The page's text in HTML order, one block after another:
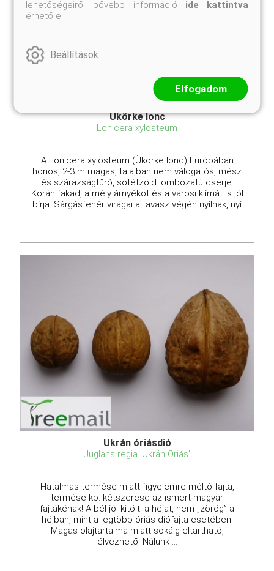
Ükörke lonc
Lonicera xylosteum
A Lonicera xylosteum (Ükörke lonc) Európában
honos, 2-3 m magas, talajban nem válogatós, mész
és szárazságtűrő, sötétzöld lombozatú cserje.
Korán fakad, a mély árnyékot és a városi klímát is jól
bírja. Sárgásfehér virágai a tavasz végén nyílnak, nyí
...
Ukrán óriásdió
Juglans regia 'Ukrán Óriás'
Hatalmas termése miatt figyelemre méltó fajta,
termése kb. kétszerese az ismert magyar
fajtákénak! A bél jól kitölti a héjat, nem „zörög” a
héjban, mint a legtöbb óriás diófajta esetében.
Magas olajtartalma miatt sokáig eltartható,
élvezhető. Nálunk ...
lehetőségeiről bővebb információ ide kattintva
érhető el.
Beállítások
Elfogadom